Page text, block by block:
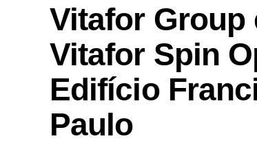
Vitafor Group
Vitafor Spin
Edifício
Paulo